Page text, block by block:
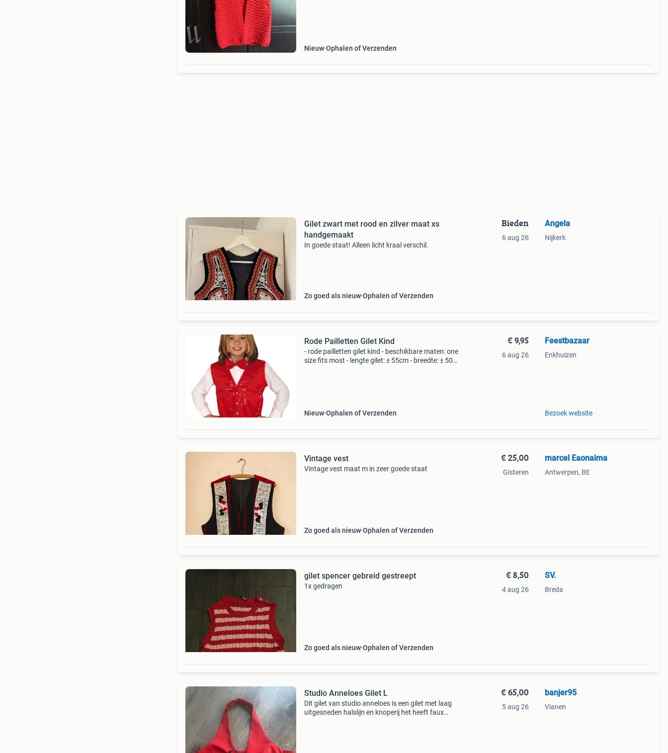
Nieuw Ophalen of Verzenden
Gilet zwart met rood en zilver maat xs
handgemaakt
In goede staat! Alleen licht kraal verschil.
Zo goed als nieuw Ophalen of Verzenden
Bieden
6 aug 26
Angela
Nijkerk
Rode Pailletten Gilet Kind
- rode pailletten gilet kind - beschikbare maten: one
size fits most - lengte gilet: ± 55cm - breedte: ± 50
Nieuw Ophalen of Verzenden
€ 9,95
6 aug 26
Feestbazaar
Enkhuizen
Bezoek website
Vintage vest
Vintage vest maat m in zeer goede staat
Zo goed als nieuw Ophalen of Verzenden
€ 25,00
Gisteren
marcel Eaonaima
Antwerpen, BE
gilet spencer gebreid gestreept
1x gedragen
Zo goed als nieuw Ophalen of Verzenden
€ 8,50
4 aug 26
SV.
Breda
Studio Anneloes Gilet L
Dit gilet van studio anneloes is een gilet met laag
uitgesneden halslijn en knoperij het heeft faux
€ 65,00
5 aug 26
banjer95
Vianen